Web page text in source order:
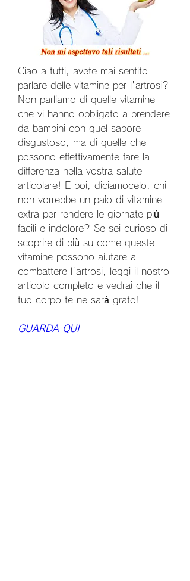
Ciao a tutti, avete mai sentito
parlare delle vitamine per l'artrosi?
Non parliamo di quelle vitamine
che vi hanno obbligato a prendere
da bambini con quel sapore
disgustoso, ma di quelle che
possono effettivamente fare la
differenza nella vostra salute
articolare! E poi, diciamocelo, chi
non vorrebbe un paio di vitamine
extra per rendere le giornate più
facili e indolore? Se sei curioso di
scoprire di più su come queste
vitamine possono aiutare a
combattere l'artrosi, leggi il nostro
articolo completo e vedrai che il
tuo corpo te ne sarà grato!
GUARDA QUI